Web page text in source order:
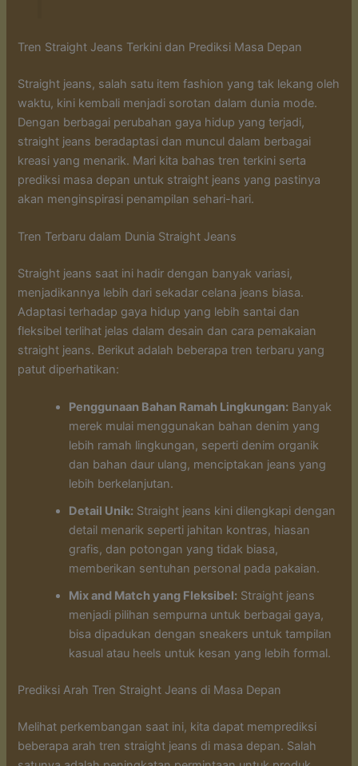
Tren Straight Jeans Terkini dan Prediksi Masa Depan
Straight jeans, salah satu item fashion yang tak lekang oleh
waktu, kini kembali menjadi sorotan dalam dunia mode.
Dengan berbagai perubahan gaya hidup yang terjadi,
straight jeans beradaptasi dan muncul dalam berbagai
kreasi yang menarik. Mari kita bahas tren terkini serta
prediksi masa depan untuk straight jeans yang pastinya
akan menginspirasi penampilan sehari-hari.
Tren Terbaru dalam Dunia Straight Jeans
Straight jeans saat ini hadir dengan banyak variasi,
menjadikannya lebih dari sekadar celana jeans biasa.
Adaptasi terhadap gaya hidup yang lebih santai dan
fleksibel terlihat jelas dalam desain dan cara pemakaian
straight jeans. Berikut adalah beberapa tren terbaru yang
patut diperhatikan:
Penggunaan Bahan Ramah Lingkungan: Banyak
merek mulai menggunakan bahan denim yang
lebih ramah lingkungan, seperti denim organik
dan bahan daur ulang, menciptakan jeans yang
lebih berkelanjutan.
Detail Unik: Straight jeans kini dilengkapi dengan
detail menarik seperti jahitan kontras, hiasan
grafis, dan potongan yang tidak biasa,
memberikan sentuhan personal pada pakaian.
Mix and Match yang Fleksibel: Straight jeans
menjadi pilihan sempurna untuk berbagai gaya,
bisa dipadukan dengan sneakers untuk tampilan
kasual atau heels untuk kesan yang lebih formal.
Prediksi Arah Tren Straight Jeans di Masa Depan
Melihat perkembangan saat ini, kita dapat memprediksi
beberapa arah tren straight jeans di masa depan. Salah